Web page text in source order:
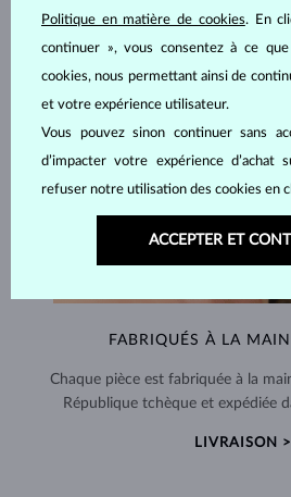
FABRIQUÉS À LA
Chaque pièce est fabriquée à la
République tchèque et expédiée
LIVRAISON >
Politique en matière de cookies. En
continuer », vous consentez à ce
cookies, nous permettant ainsi de
et votre expérience utilisateur.
Vous pouvez sinon continuer sans
d’impacter votre expérience d’achat
refuser notre utilisation des cookies en
ACCEPTER ET